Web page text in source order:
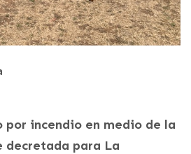
por incendio en medio de la
decretada para La